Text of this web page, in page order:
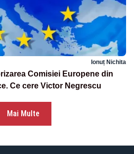
Ionuț Nichita
Comisiei Europene din
Ce cere Victor Negrescu
Mai Multe